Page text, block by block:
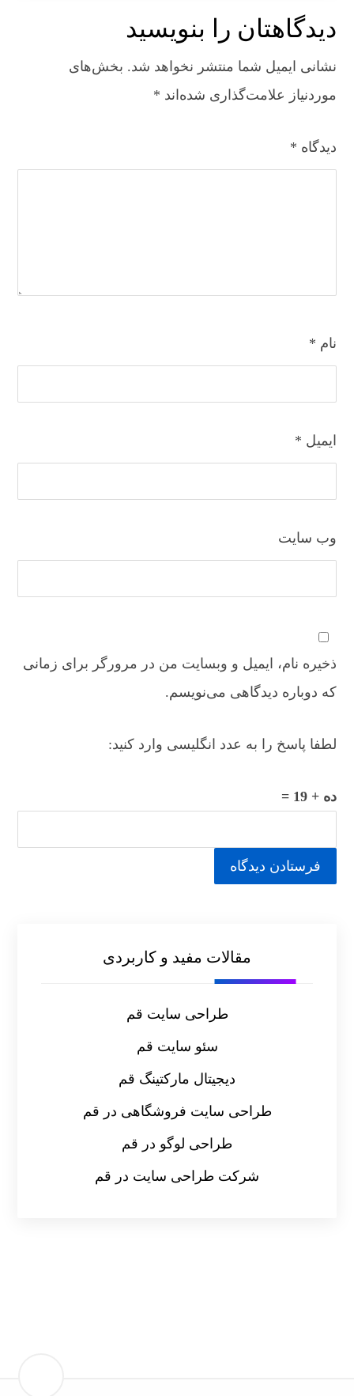
دیدگاهتان را بنویسید
نشانی ایمیل شما منتشر نخواهد شد. بخش‌های
موردنیاز علامت‌گذاری شده‌اند *
دیدگاه *
نام *
ایمیل *
وب‌ سایت
ذخیره نام، ایمیل و وبسایت من در مرورگر برای زمانی
که دوباره دیدگاهی می‌نویسم.
لطفا پاسخ را به عدد انگلیسی وارد کنید:
ده + 19 =
مقالات مفید و کاربردی
طراحی سایت قم
سئو سایت قم
دیجیتال مارکتینگ قم
طراحی سایت فروشگاهی در قم
طراحی لوگو در قم
شرکت طراحی سایت در قم